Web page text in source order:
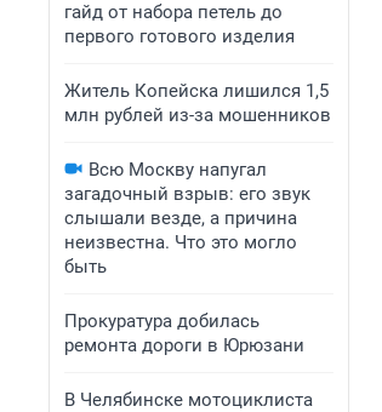
гайд от набора петель до
первого готового изделия
Житель Копейска лишился 1,5
млн рублей из-за мошенников
Всю Москву напугал
загадочный взрыв: его звук
слышали везде, а причина
неизвестна. Что это могло
быть
Прокуратура добилась
ремонта дороги в Юрюзани
В Челябинске мотоциклиста